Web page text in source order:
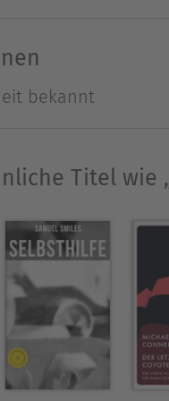
Gott!" in einem
verschleiert
ist ihr drittes
bekannt
Titel wie